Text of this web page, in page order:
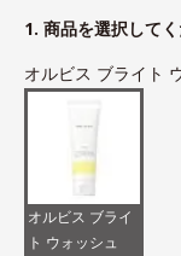
1. 商品を選択してく
オルビス ブライト
オルビス ブライ
ト ウォッシュ